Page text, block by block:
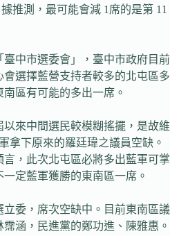
推測，最可能會減 1席的是第 11
中市選委會」，臺中市政府目前
選擇藍營支持者較多的北屯區多
區有可能的多出一席。
來中間選民較模糊搖擺，是故維
拿下原來的羅廷瑋之議員空缺。
，此次北屯區必將多出藍軍可掌
定藍軍獲勝的東南區一席。
委，席次空缺中。目前東南區議
涵，民進黨的鄭功進、陳雅惠。